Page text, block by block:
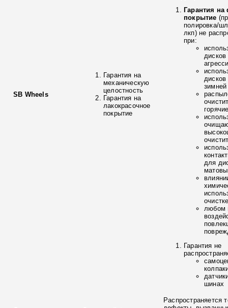
SB Wheels
Гарантия на
механическую
целостность
Гарантия на
лакокрасочное
покрытие
Гарантия
покрытие
полировка/
лкп) не
при:
зимней
для
любом
Гарантия не
шинах
Распространяется